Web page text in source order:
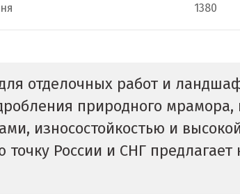
1380
отделочных работ и
природного мрамора,
износостойкостью и
России и СНГ предлагает